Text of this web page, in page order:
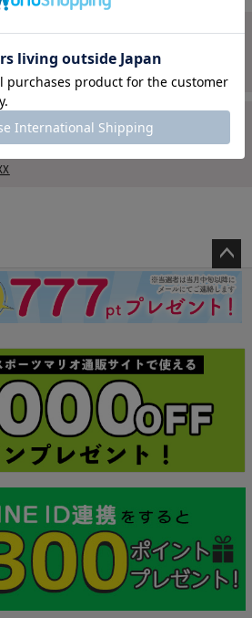
商品）
検索
見つからない方はこちら
タゴニア ザ・ノース・フェイス 水着
キーン
ナイキ ウーフォス ホカ
チャムス
リュック サンダル On
アウトレット セール
ペー
ジト
ップ